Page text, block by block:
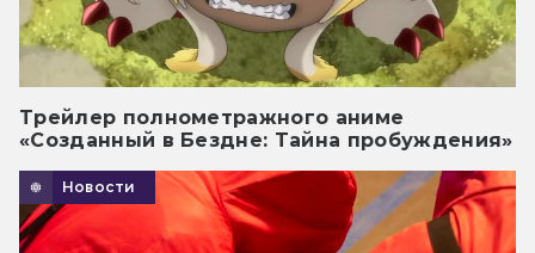
Трейлер полнометражного аниме
«Созданный в Бездне: Тайна пробуждения»
Новости